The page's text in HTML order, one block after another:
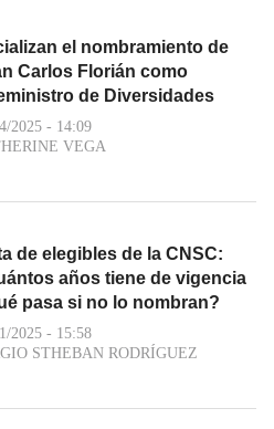
el nombramiento de
Carlos Florián como
de Diversidades
2025 - 14:09
VEGA
de elegibles de la CNSC:
años tiene de vigencia
pasa si no lo nombran?
2025 - 15:58
STHEBAN RODRÍGUEZ